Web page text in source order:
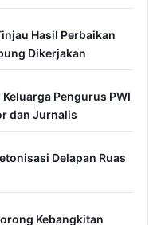
Hasil Perbaikan
Dikerjakan
Pengurus PWI
dan Jurnalis
Delapan Ruas
Kebangkitan